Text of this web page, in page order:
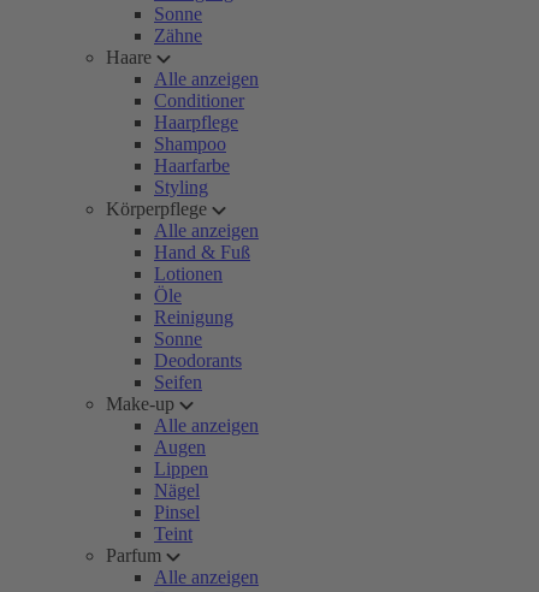
Sonne
Zähne
Haare
Alle anzeigen
Conditioner
Haarpflege
Shampoo
Haarfarbe
Styling
Körperpflege
Alle anzeigen
Hand & Fuß
Lotionen
Öle
Reinigung
Sonne
Deodorants
Seifen
Make-up
Alle anzeigen
Augen
Lippen
Nägel
Pinsel
Teint
Parfum
Alle anzeigen